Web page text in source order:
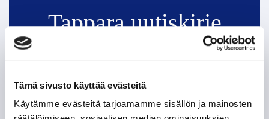
Tämä sivusto käyttää evästeitä
Käytämme evästeitä tarjoamamme sisällön ja mainosten
Tappara uutiskirje